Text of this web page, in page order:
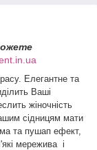
Елегантне та
Ваші
жіночність
сідницям мати
та пушап ефект,
мережива і